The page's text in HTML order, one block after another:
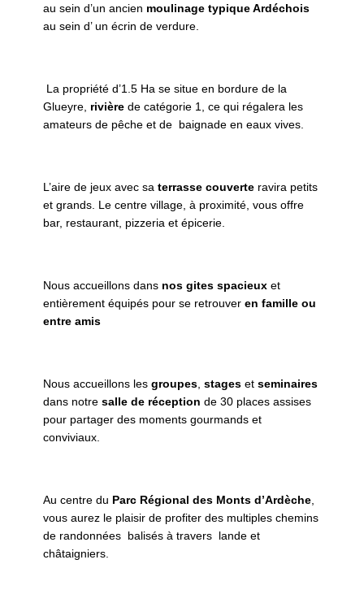
au sein d’un ancien moulinage typique Ardéchois
au sein d’ un écrin de verdure.
La propriété d’1.5 Ha se situe en bordure de la
Glueyre, rivière de catégorie 1, ce qui régalera les
amateurs de pêche et de baignade en eaux vives.
L’aire de jeux avec saterrasse couverte ravira petits
et grands. Le centre village, à proximité, vous offre
bar, restaurant, pizzeria et épicerie.
Nous accueillons dans nos gites spacieux et
entièrement équipés pour se retrouveren famille ou
entre amis
Nous accueillons lesgroupes ,stages etseminaires
dans notresalle de réception de 30 places assises
pour partager des moments gourmands et
conviviaux.
Au centre du Parc Régional des Monts d’Ardèche
vous aurez le plaisir de profiter des multiples chemins
de randonnées balisés à travers lande et
châtaigniers.